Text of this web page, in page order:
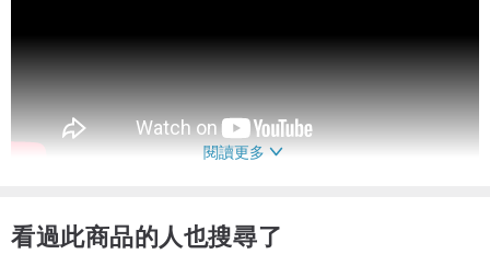
閱讀更多
看過此商品的人也搜尋了